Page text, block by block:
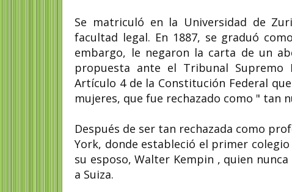
Se matriculó en la Universidad de
facultad legal. En 1887, se graduó
embargo, le negaron la carta de un
propuesta ante el Tribunal Supremo
Artículo 4 de la Constitución Federal
mujeres, que fue rechazado como " tan
Después de ser tan rechazada como
York, donde estableció el primer
su esposo, Walter Kempin , quien
a Suiza.